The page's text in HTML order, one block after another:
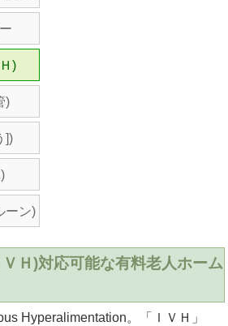
)
)
])
ーン)
Ｈ)対応可能な有料老人ホーム
Hyperalimentation。「ＩＶＨ」